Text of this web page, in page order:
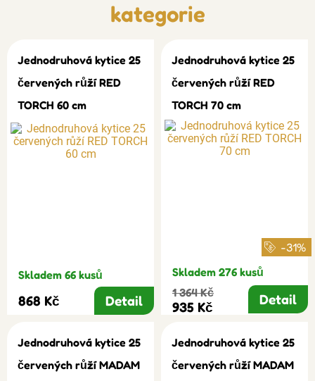
kategorie
Jednodruhová kytice 25
červených růží RED
TORCH 60 cm
Skladem 66 kusů
868 Kč Detail
Jednodruhová kytice 25
červených růží RED
TORCH 70 cm
-31%
Skladem 276 kusů
1 364 Kč
935 Kč Detail
Jednodruhová kytice 25
červených růží MADAM
Jednodruhová kytice 25
červených růží MADAM